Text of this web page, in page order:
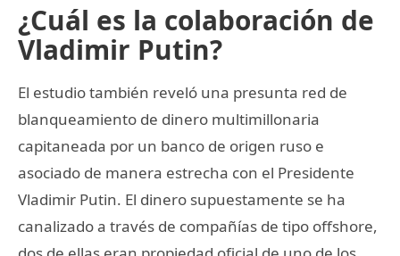
¿Cuál es la colaboración de
Vladimir Putin?
El estudio también reveló una presunta red de
blanqueamiento de dinero multimillonaria
capitaneada por un banco de origen ruso e
asociado de manera estrecha con el Presidente
Vladimir Putin. El dinero supuestamente se ha
canalizado a través de compañías de tipo offshore,